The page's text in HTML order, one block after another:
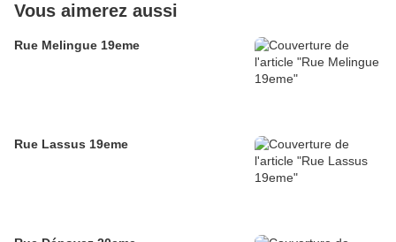
Vous aimerez aussi
Rue Melingue 19eme
Rue Lassus 19eme